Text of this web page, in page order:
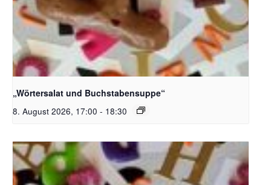
Bildquelle_ Pixabay Free_Christoph Meinersmann
„Wörtersalat und Buchstabensuppe“
8. August 2026, 17:00 - 18:30